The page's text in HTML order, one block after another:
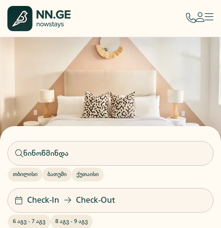
თბილისი ბათუმი ქუთაისი
Check-In Check-Out
6 აგვ - 7 აგვ 8 აგვ - 9 აგვ